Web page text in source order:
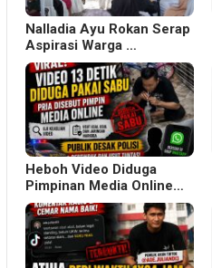
Nalladia Ayu Rokan Serap
Aspirasi Warga …
Heboh Video Diduga
Pimpinan Media Online…